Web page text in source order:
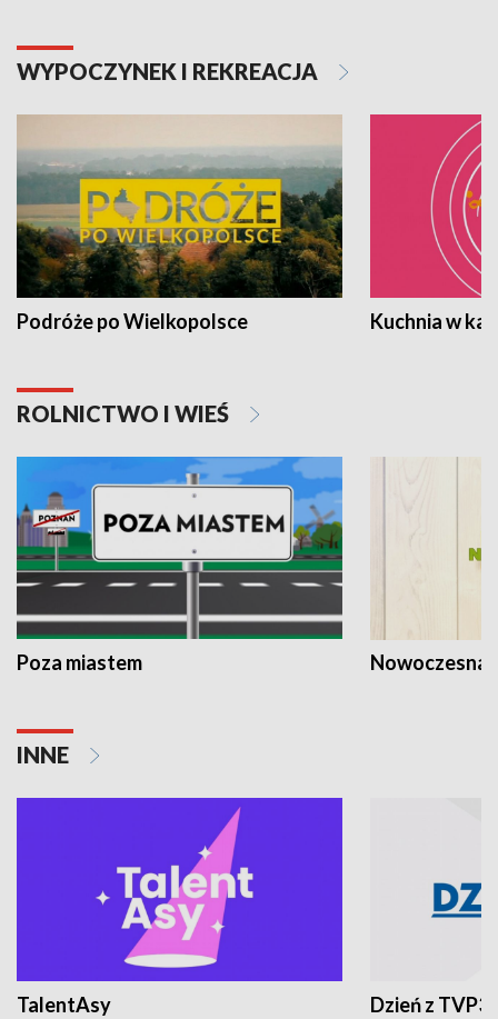
WYPOCZYNEK I REKREACJA
Podróże po Wielkopolsce Kuchnia w
ROLNICTWO I WIEŚ
Poza miastem Nowoczesna
INNE
TalentAsy Dzień z TVP3